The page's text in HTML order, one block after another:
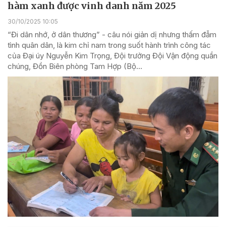
hàm xanh được vinh danh năm 2025
30/10/2025 10:05
“Đi dân nhớ, ở dân thương” - câu nói giản dị nhưng thấm đẫm
tình quân dân, là kim chỉ nam trong suốt hành trình công tác
của Đại úy Nguyễn Kim Trọng, Đội trưởng Đội Vận động quần
chúng, Đồn Biên phòng Tam Hợp (Bộ...